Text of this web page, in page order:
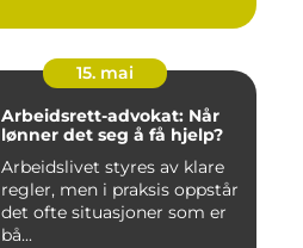
15. mai
Arbeidsrett-advokat: Når
lønner det seg å få hjelp?
Arbeidslivet styres av klare
regler, men i praksis oppstår
det ofte situasjoner som er
bå...